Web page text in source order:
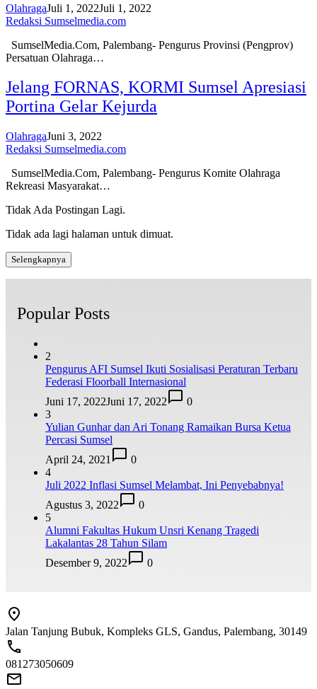
OlahragaJuli 1, 2022Juli 1, 2022
Redaksi Sumselmedia.com
SumselMedia.Com, Palembang- Pengurus Provinsi (Pengprov)
Persatuan Olahraga…
Jelang FORNAS, KORMI Sumsel Apresiasi
Portina Gelar Kejurda
OlahragaJuni 3, 2022
Redaksi Sumselmedia.com
SumselMedia.Com, Palembang- Pengurus Komite Olahraga
Rekreasi Masyarakat…
Tidak Ada Postingan Lagi.
Tidak ada lagi halaman untuk dimuat.
Selengkapnya
Popular Posts
2
Pengurus AFI Sumsel Ikuti Sosialisasi Peraturan Terbaru
Federasi Floorball Internasional
Juni 17, 2022Juni 17, 2022
0
3
Yulian Gunhar dan Ari Tonang Ramaikan Bursa Ketua
Percasi Sumsel
April 24, 2021
0
4
Juli 2022 Inflasi Sumsel Melambat, Ini Penyebabnya!
Agustus 3, 2022
0
5
Alumni Fakultas Hukum Unsri Kenang Tragedi
Lakalantas 28 Tahun Silam
Desember 9, 2022
0
Jalan Tanjung Bubuk, Kompleks GLS, Gandus, Palembang, 30149
081273050609